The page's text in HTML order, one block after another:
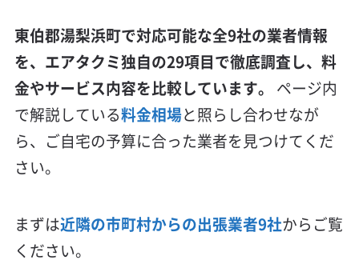
東伯郡湯梨浜町で対応可能な全9社の業者情報
を、エアタクミ独自の29項目で徹底調査し、料
金やサービス内容を比較しています。
ページ内
で解説している料金相場と照らし合わせなが
ら、ご自宅の予算に合った業者を見つけてくだ
さい。
まずは近隣の市町村からの出張業者9社からご覧
ください。